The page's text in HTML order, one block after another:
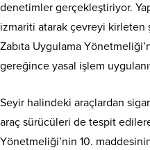
denetimler gerçekleştiriyor.
izmariti atarak çevreyi kirleten
Zabıta Uygulama
gereğince yasal işlem
Seyir halindeki araçlardan
araç sürücüleri de tespit
Yönetmeliği’nin 10.